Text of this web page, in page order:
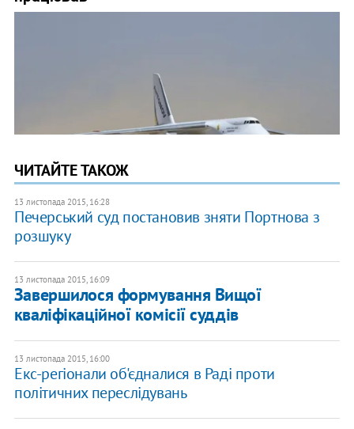
ЧИТАЙТЕ ТАКОЖ
13 листопада 2015, 16:28
Печерський суд постановив зняти Портнова з
розшуку
13 листопада 2015, 16:09
Завершилося формування Вищої
кваліфікаційної комісії суддів
13 листопада 2015, 16:00
Екс-регіонали об'єдналися в Раді проти
політичних переслідувань